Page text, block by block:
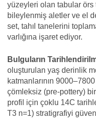
yüzeyleri olan tabular örs
bileylenmiş aletler ve el
set, tahıl tanelerini
varlığına işaret ediyor.
Bulguların
oluşturulan yaş derinlik
katmanlarının
çömleksiz (pre-pottery)
profil için çoklu 14C
T3 n=1) stratigrafiyi